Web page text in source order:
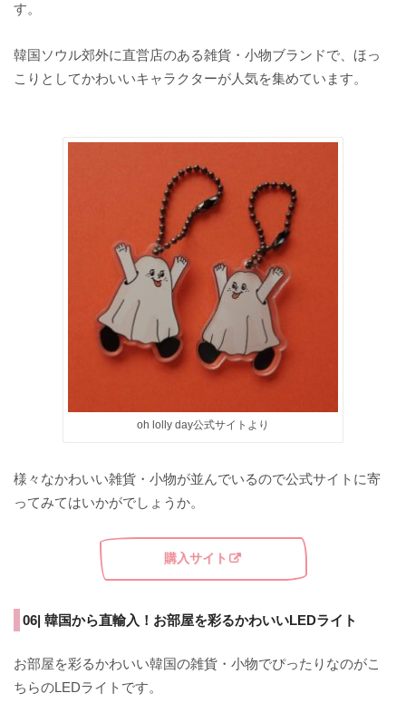
す。
韓国ソウル郊外に直営店のある雑貨・小物ブランドで、ほっ
こりとしてかわいいキャラクターが人気を集めています。
oh lolly day公式サイトより
様々なかわいい雑貨・小物が並んでいるので公式サイトに寄
ってみてはいかがでしょうか。
購入サイト
06| 韓国から直輸入！お部屋を彩るかわいいLEDライト
お部屋を彩るかわいい韓国の雑貨・小物でぴったりなのがこ
ちらのLEDライトです。